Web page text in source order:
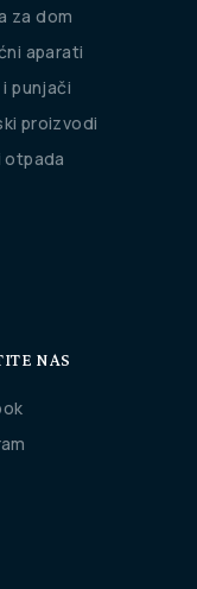
za dom
aparati
i punjači
proizvodi
otpada
NAS